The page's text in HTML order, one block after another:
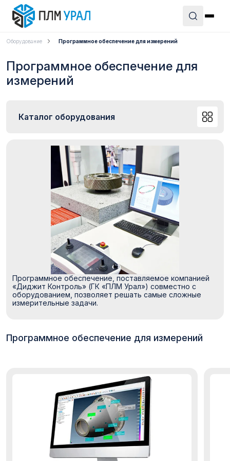
Оборудование Программное обеспечение для измерений
Программное обеспечение для
измерений
Каталог оборудования
Программное обеспечение, поставляемое компанией
«Диджит Контроль» (ГК «ПЛМ Урал») совместно с
оборудованием, позволяет решать самые сложные
измерительные задачи.
Программное обеспечение для измерений